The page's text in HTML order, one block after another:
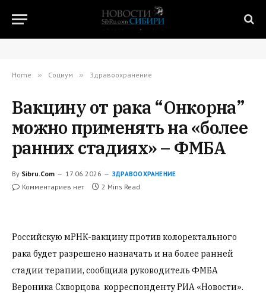
Home » Социум » Здравоохранение
Вакцину от рака “Онкорна”
можно применять на «более
ранних стадиях» – ФМБА
By Sibru.Com 17.06.2026 ЗДРАВООХРАНЕНИЕ
Комментариев нет 2 Mins Read
Российскую мРНК-вакцину против колоректального
рака будет разрешено назначать и на более ранней
стадии терапии, сообщила руководитель ФМБА
Вероника Скворцова корреспонденту РИА «Новости».